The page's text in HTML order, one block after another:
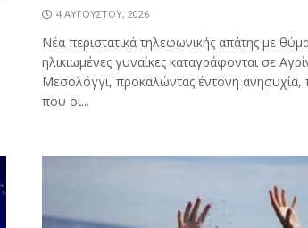
4 ΑΥΓΟΎΣΤΟΥ, 2026
Νέα περιστατικά τηλεφωνικής απάτης με
ηλικιωμένες γυναίκες καταγράφονται σε
Μεσολόγγι, προκαλώντας έντονη ανησυχία,
που οι...